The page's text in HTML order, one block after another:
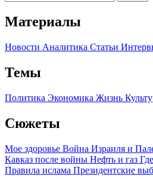
Материалы
Новости Аналитика Статьи
Темы
Политика Экономика Жизнь
Сюжеты
Мое здоровье Война Израиля и
Кавказ после войны Нефть и газ
Правила ислама Президентские